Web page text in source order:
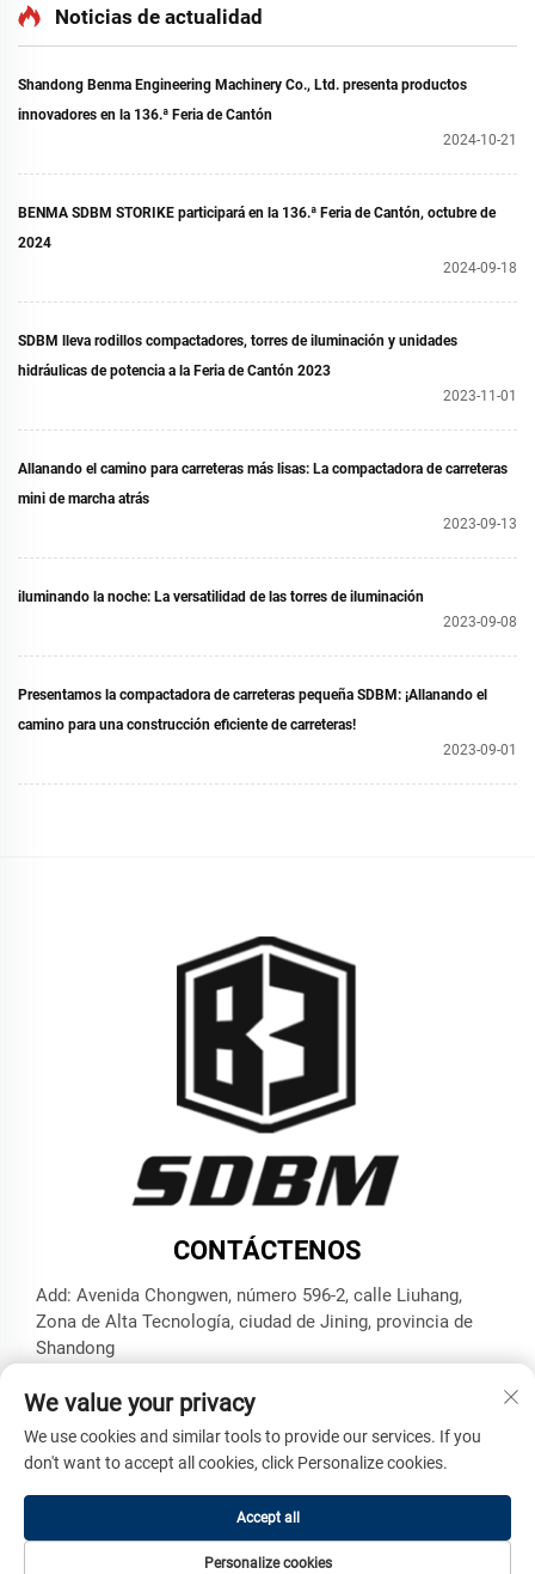
Noticias de actualidad
Shandong Benma Engineering Machinery Co., Ltd. presenta productos
innovadores en la 136.ª Feria de Cantón
2024-10-21
BENMA SDBM STORIKE participará en la 136.ª Feria de Cantón, octubre de
2024
2024-09-18
SDBM lleva rodillos compactadores, torres de iluminación y unidades
hidráulicas de potencia a la Feria de Cantón 2023
2023-11-01
Allanando el camino para carreteras más lisas: La compactadora de carreteras
mini de marcha atrás
2023-09-13
iluminando la noche: La versatilidad de las torres de iluminación
2023-09-08
Presentamos la compactadora de carreteras pequeña SDBM: ¡Allanando el
camino para una construcción eficiente de carreteras!
2023-09-01
CONTÁCTENOS
Add: Avenida Chongwen, número 596-2, calle Liuhang,
Zona de Alta Tecnología, ciudad de Jining, provincia de
Shandong
Correo electrónico:
[email protected]
Derechos de autor © Shandong Benma Engineering Machinery
Co., Ltd. Todos los derechos reservados -
privacidad
We value your privacy
We use cookies and similar tools to provide our services. If you
don't want to accept all cookies, click Personalize cookies.
Personalize cookies
Accept all